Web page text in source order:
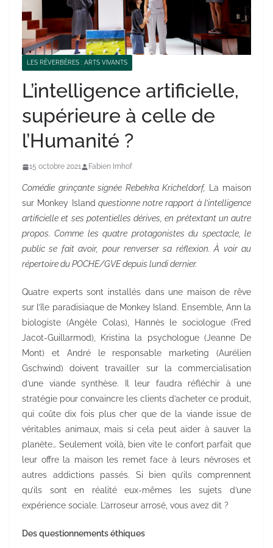
LES RÉVERBÈRES : ARTS VIVANTS
L’intelligence artificielle,
supérieure à celle de
l’Humanité ?
15 octobre 2021 Fabien Imhof
Comédie grinçante signée Rebekka Kricheldorf,
La maison
sur Monkey Island questionne notre rapport à l’intelligence
artificielle et ses potentielles dérives, en prétextant un autre
propos. Comme les quatre protagonistes du spectacle, le
public se fait avoir, pour renverser sa réflexion. À voir au
répertoire du POCHE/GVE depuis lundi dernier.
Quatre experts sont installés dans une maison de rêve
sur l’île paradisiaque de Monkey Island. Ensemble, Ann la
biologiste (Angèle Colas), Hannès le sociologue (Fred
Jacot-Guillarmod), Kristina la psychologue (Jeanne De
Mont) et André le responsable marketing (Aurélien
Gschwind) doivent travailler sur la commercialisation
d’une viande synthèse. Il leur faudra réfléchir à une
stratégie pour convaincre les clients d’acheter ce produit,
qui coûte dix fois plus cher que de la viande issue de
véritables animaux, mais si cela peut aider à sauver la
planète… Seulement voilà, bien vite le confort parfait que
leur offre la maison les remet face à leurs névroses et
autres addictions passés. Si bien qu’ils comprennent
qu’ils sont en réalité eux-mêmes les sujets d’une
expérience sociale. L’arroseur arrosé, vous avez dit ?
Des questionnements éthiques